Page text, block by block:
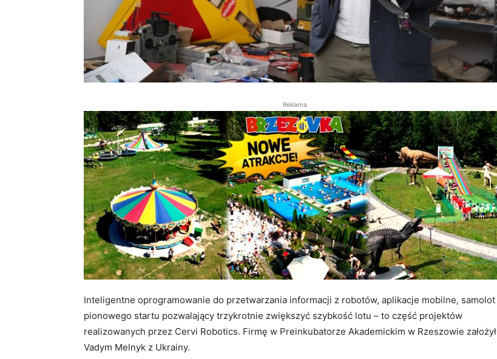
Reklama
Inteligentne oprogramowanie do przetwarzania informacji z robotów, aplikacje mobilne, samolot
pionowego startu pozwalający trzykrotnie zwiększyć szybkość lotu – to część projektów
realizowanych przez Cervi Robotics. Firmę w Preinkubatorze Akademickim w Rzeszowie założył
Vadym Melnyk z Ukrainy.